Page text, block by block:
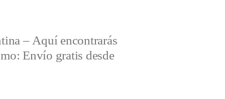
– Aquí encontrarás
Envío gratis desde